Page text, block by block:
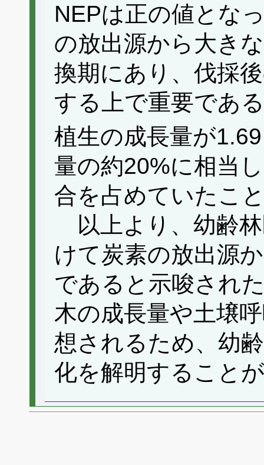
NEPは正の値とな
の放出源から大き
換期にあり、伐採
する上で重要であ
植生の成長量が
量の約20%に相当
合を占めていたこ
以上より、幼齢
けて炭素の放出源
であると示唆され
木の成長量や土壌
想されるため、幼
化を解明すること